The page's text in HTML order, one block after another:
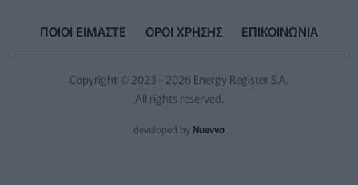
ΠΟΙΟΙ ΕΙΜΑΣΤΕ ΟΡΟΙ ΧΡΗΣΗΣ ΕΠΙΚΟΙΝΩΝΙΑ
Copyright © 2023 - 2026 Energy Register S.A.
All rights reserved.
developed by Nuevvo